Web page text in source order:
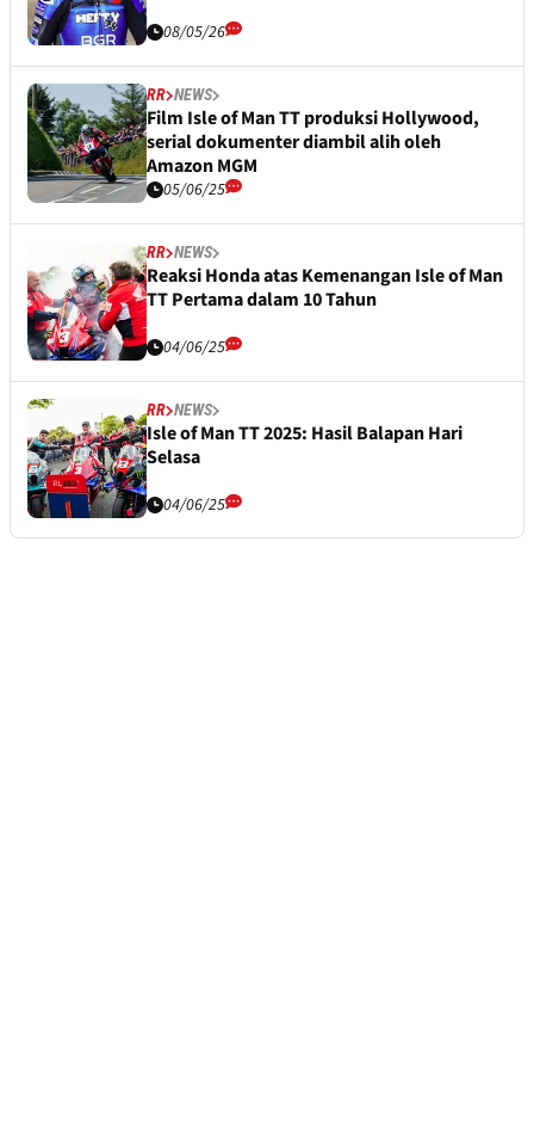
08/05/26
RR NEWS
Film Isle of Man TT produksi Hollywood,
serial dokumenter diambil alih oleh
Amazon MGM
05/06/25
RR NEWS
Reaksi Honda atas Kemenangan Isle of Man
TT Pertama dalam 10 Tahun
04/06/25
RR NEWS
Isle of Man TT 2025: Hasil Balapan Hari
Selasa
04/06/25